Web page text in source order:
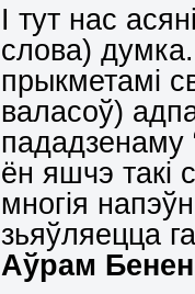
І тут нас
слова)
прыкметамі
валасоў)
пададзенаму
ён яшчэ такі
многія
зьяўляецца
Аўрам